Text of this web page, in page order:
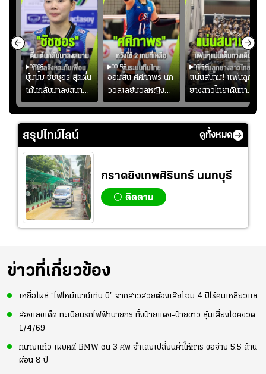
01:08
บุ๋มบิ๋ม ชัชชุอร สุดตื่น
เต้นกลับมาลงสนาม
ให้ทีมชาติ แอบกังวล
จังหวะไม่เข้ากับเพื่อน
00:55
ออมสิน ศศิภาพร นัก
วอลเลย์บอลหญิงทีม
ชาติไทย หวังใช้ 2
เกมที่เหลือ ปรับจู
00:36
แน่นสนาม! แฟนลูก
ยางสาวไทยเดินทาง
เข้ามาเชียร์สาวไทย
อย่างคึกคัก เพื่อให้
กำลังใจ ก่อนที่สาว
สรุปไทม์ไลน์ ดูทั้งหมด
กราดยิงเทพศิรินทร์ นนทบุรี
ติดตาม
ข่าวที่เกี่ยวข้อง
เหยื่อโผล่ “ไฟไหม้เมาน์เท่น บี” จากสาวสวยต้องเสียโฉม 4 ปีไร้คนเหลียวแล
ส่องเลขเด็ด ทะเบียนรถไฟฟ้านายกฯ ทั้งป้ายแดง-ป้ายขาว ลุ้นเสี่ยงโชคงวด
1/4/69
ทนายแก้ว เผยคดี BMW ชน 3 ศพ จำเลยเปลี่ยนคำให้การ ขอจ่าย 5.5 ล้าน
ผ่อน 8 ปี